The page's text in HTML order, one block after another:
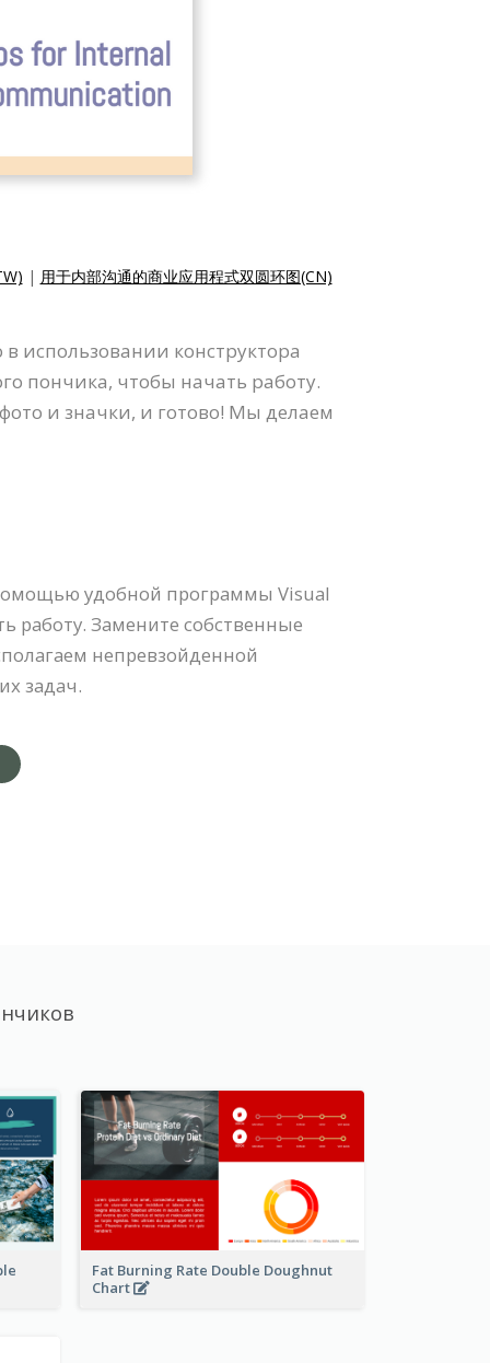
| 用于内部沟通的商业应用程式双圆环图(CN)
использовании конструктора
пончика, чтобы начать работу.
и значки, и готово! Мы делаем
удобной программы Visual
работу. Замените собственные
непревзойденной
задач.
Fat Burning Rate Double Doughnut
Chart